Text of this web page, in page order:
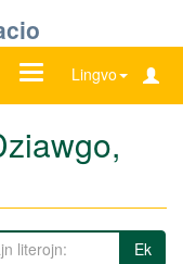
Lingvo
Ŝanĝu
Ek